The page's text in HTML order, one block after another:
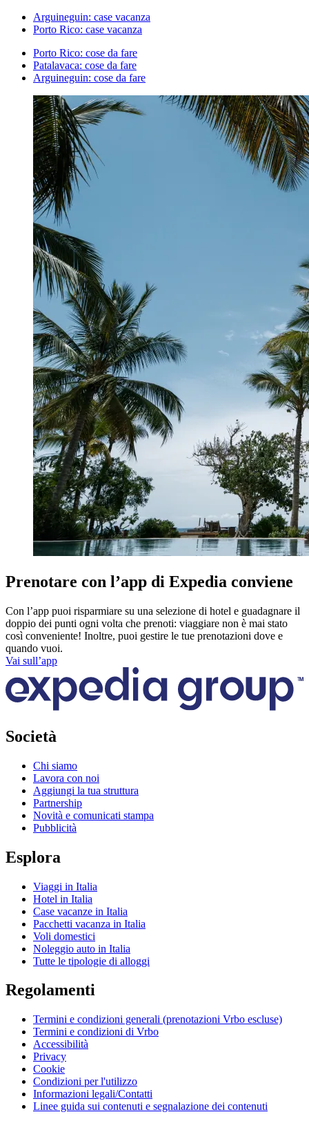
Arguineguin: case vacanza
Porto Rico: case vacanza
Porto Rico: cose da fare
Patalavaca: cose da fare
Arguineguin: cose da fare
Prenotare con l’app di Expedia conviene
Con l’app puoi risparmiare su una selezione di hotel e guadagnare il
doppio dei punti ogni volta che prenoti: viaggiare non è mai stato
così conveniente! Inoltre, puoi gestire le tue prenotazioni dove e
quando vuoi.
Vai sull’app
Società
Chi siamo
Lavora con noi
Aggiungi la tua struttura
Partnership
Novità e comunicati stampa
Pubblicità
Esplora
Viaggi in Italia
Hotel in Italia
Case vacanze in Italia
Pacchetti vacanza in Italia
Voli domestici
Noleggio auto in Italia
Tutte le tipologie di alloggi
Regolamenti
Termini e condizioni generali (prenotazioni Vrbo escluse)
Termini e condizioni di Vrbo
Accessibilità
Privacy
Cookie
Condizioni per l'utilizzo
Informazioni legali/Contatti
Linee guida sui contenuti e segnalazione dei contenuti